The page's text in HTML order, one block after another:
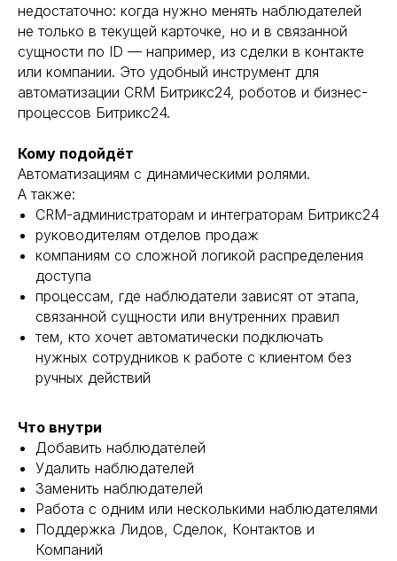
недостаточно: когда нужно менять наблюдателей
не только в текущей карточке, но и в связанной
сущности по ID — например, из сделки в контакте
или компании. Это удобный инструмент для
автоматизации CRM Битрикс24, роботов и бизнес-
процессов Битрикс24.
Кому подойдёт
Автоматизациям с динамическими ролями.
А также:
CRM-администраторам и интеграторам Битрикс24
руководителям отделов продаж
компаниям со сложной логикой распределения
доступа
процессам, где наблюдатели зависят от этапа,
связанной сущности или внутренних правил
тем, кто хочет автоматически подключать
нужных сотрудников к работе с клиентом без
ручных действий
Что внутри
Добавить наблюдателей
Удалить наблюдателей
Заменить наблюдателей
Работа с одним или несколькими наблюдателями
Поддержка Лидов, Сделок, Контактов и
Компаний